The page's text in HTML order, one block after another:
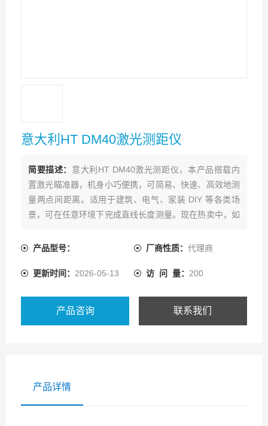
意大利HT DM40激光测距仪
简要描述： 意大利HT DM40激光测距仪，本产品搭载内
置激光瞄准器，机身小巧便携，可简易、快速、高效地测
量两点间距离。适用于建筑、电气、家装 DIY 等各类场
景，可在任意环境下完成直线长度测量。现在热卖中，如
产品型号：
厂商性质： 代理商
更新时间： 2026-05-13 访 问 量： 200
产品咨询 联系我们
产品详情